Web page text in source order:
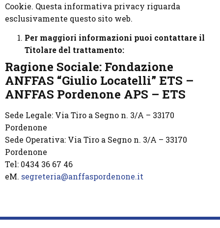
Cookie. Questa informativa privacy riguarda
esclusivamente questo sito web.
Per maggiori informazioni puoi contattare il
Titolare del trattamento:
Ragione Sociale: Fondazione
ANFFAS “Giulio Locatelli” ETS –
ANFFAS Pordenone APS – ETS
Sede Legale: Via Tiro a Segno n. 3/A – 33170
Pordenone
Sede Operativa: Via Tiro a Segno n. 3/A – 33170
Pordenone
Tel: 0434 36 67 46
eM. segreteria@anffaspordenone.it